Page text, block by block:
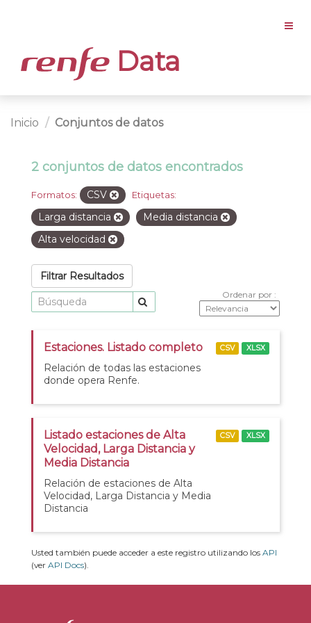
Data
Inicio Conjuntos de datos
2 conjuntos de datos encontrados
Formatos: CSV Etiquetas:
Larga distancia
Media distancia
Alta velocidad
Filtrar Resultados
Ordenar por
Estaciones. Listado completo
Relación de todas las estaciones
donde opera Renfe.
CSV XLSX
Listado estaciones de Alta
Velocidad, Larga Distancia y
Media Distancia
Relación de estaciones de Alta
Velocidad, Larga Distancia y Media
Distancia
CSV XLSX
Usted también puede acceder a este registro utilizando los API
(ver API Docs).